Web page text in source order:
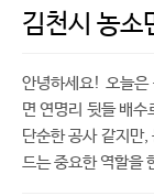
김천시 농소
안녕하세요! 오늘은
면 연명리 뒷들 배
단순한 공사 같지만
드는 중요한 역할을